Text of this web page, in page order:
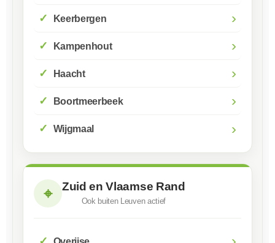
Keerbergen ›
Kampenhout ›
Haacht ›
Boortmeerbeek ›
Wijgmaal ›
⌖ Zuid en Vlaamse Rand
Ook buiten Leuven actief